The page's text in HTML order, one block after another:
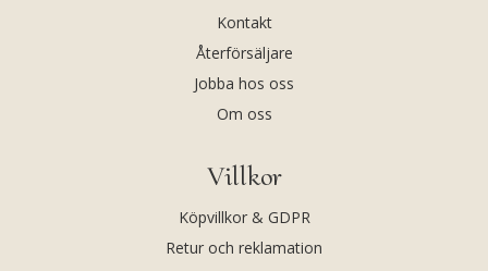
Kontakt
Återförsäljare
Jobba hos oss
Om oss
Villkor
Köpvillkor & GDPR
Retur och reklamation